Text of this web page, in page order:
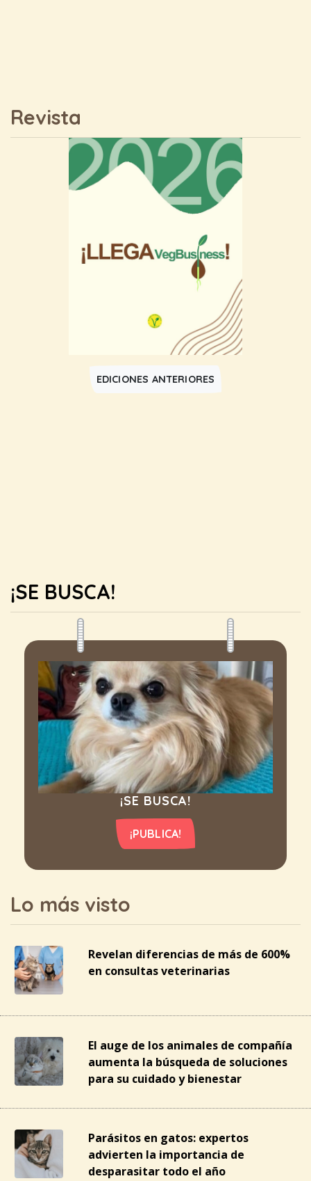
Revista
EDICIONES ANTERIORES
¡SE BUSCA!
¡SE BUSCA!
¡PUBLICA!
Lo más visto
Revelan diferencias de más de 600%
en consultas veterinarias
El auge de los animales de compañía
aumenta la búsqueda de soluciones
para su cuidado y bienestar
Parásitos en gatos: expertos
advierten la importancia de
desparasitar todo el año